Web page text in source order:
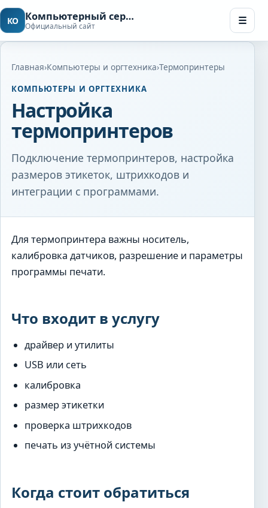
КО Компьютерный сервис в Чебоксарах
Официальный сайт ☰
Главная›Компьютеры и оргтехника›Термопринтеры
КОМПЬЮТЕРЫ И ОРГТЕХНИКА
Настройка
термопринтеров
Подключение термопринтеров, настройка
размеров этикеток, штрихкодов и
интеграции с программами.
Для термопринтера важны носитель,
калибровка датчиков, разрешение и параметры
программы печати.
Что входит в услугу
драйвер и утилиты
USB или сеть
калибровка
размер этикетки
проверка штрихкодов
печать из учётной системы
Когда стоит обратиться